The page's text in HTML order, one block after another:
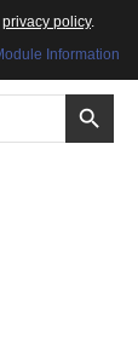
privacy policy.